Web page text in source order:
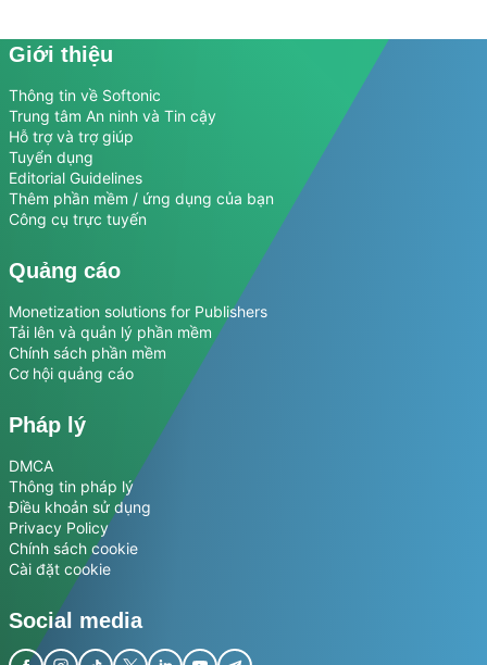
Giới thiệu
Thông tin về Softonic
Trung tâm An ninh và Tin cậy
Hỗ trợ và trợ giúp
Tuyển dụng
Editorial Guidelines
Thêm phần mềm / ứng dụng của bạn
Công cụ trực tuyến
Quảng cáo
Monetization solutions for Publishers
Tải lên và quản lý phần mềm
Chính sách phần mềm
Cơ hội quảng cáo
Pháp lý
DMCA
Thông tin pháp lý
Điều khoản sử dụng
Privacy Policy
Chính sách cookie
Cài đặt cookie
Social media